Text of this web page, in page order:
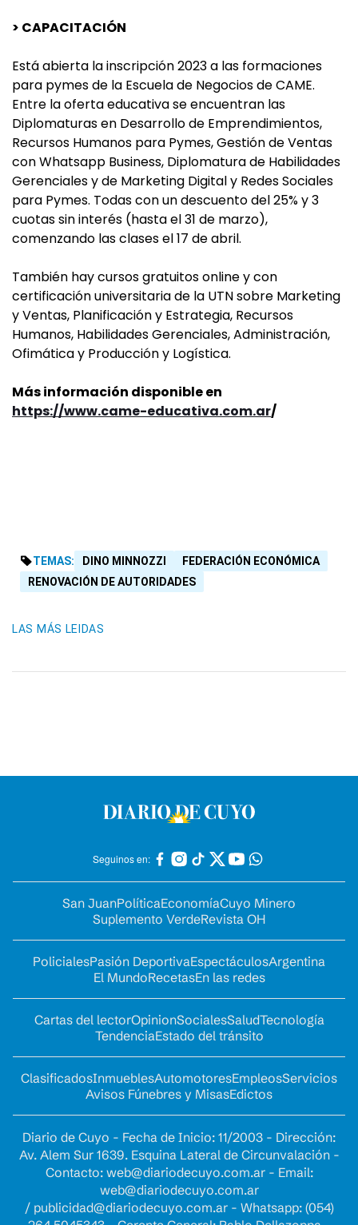
> CAPACITACIÓN
Está abierta la inscripción 2023 a las formaciones
para pymes de la Escuela de Negocios de CAME.
Entre la oferta educativa se encuentran las
Diplomaturas en Desarrollo de Emprendimientos,
Recursos Humanos para Pymes, Gestión de Ventas
con Whatsapp Business, Diplomatura de Habilidades
Gerenciales y de Marketing Digital y Redes Sociales
para Pymes. Todas con un descuento del 25% y 3
cuotas sin interés (hasta el 31 de marzo),
comenzando las clases el 17 de abril.
También hay cursos gratuitos online y con
certificación universitaria de la UTN sobre Marketing
y Ventas, Planificación y Estrategia, Recursos
Humanos, Habilidades Gerenciales, Administración,
Ofimática y Producción y Logística.
Más información disponible en
https://www.came-educativa.com.ar/
TEMAS: DINO MINNOZZI
FEDERACIÓN ECONÓMICA
RENOVACIÓN DE AUTORIDADES
LAS MÁS LEIDAS
Seguinos en:
San JuanPolíticaEconomíaCuyo Minero
Suplemento VerdeRevista OH
PolicialesPasión DeportivaEspectáculosArgentina
El MundoRecetasEn las redes
Cartas del lectorOpinionSocialesSaludTecnología
TendenciaEstado del tránsito
ClasificadosInmueblesAutomotoresEmpleosServicios
Avisos Fúnebres y MisasEdictos
Diario de Cuyo - Fecha de Inicio: 11/2003 - Dirección:
Av. Alem Sur 1639. Esquina Lateral de Circunvalación -
Contacto: web@diariodecuyo.com.ar- Email:
web@diariodecuyo.com.ar
/ publicidad@diariodecuyo.com.ar- Whatsapp: (054)